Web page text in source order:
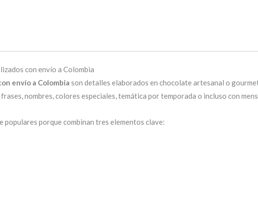
con envío a Colombia
envío a Colombia son detalles elaborados en chocolate artesanal o
nombres, colores especiales, temática por temporada o incluso con
porque combinan tres elementos clave: